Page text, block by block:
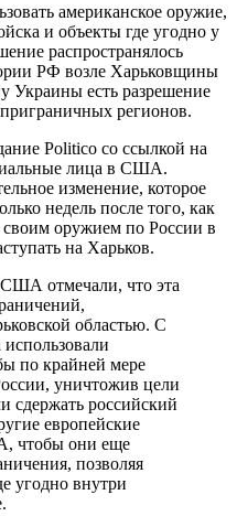
американское оружие,
и объекты где угодно у
распространялось
РФ возле Харьковщины
есть разрешение
регионов.
Politico со ссылкой на
лица в США.
изменение, которое
недель после того, как
оружием по России в
на Харьков.
отмечали, что эта
областью. С
по крайней мере
уничтожив цели
сдержать российский
европейские
, чтобы они еще
позволяя
угодно внутри